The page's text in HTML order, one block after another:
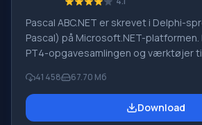
Pascal ABC.NET er skrevet i Delphi-
Pascal) på Microsoft.NET-
PT4-opgavesamlingen og værktøjer
lærer programmering. Hovedformålet
ABC.NET-programmeringssystemet
undervise i moderne
41 458 67.70 Мб
Download